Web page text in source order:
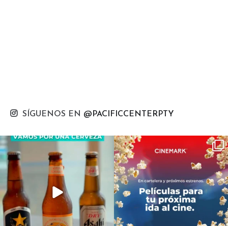
SÍGUENOS EN @PACIFICCENTERPTY